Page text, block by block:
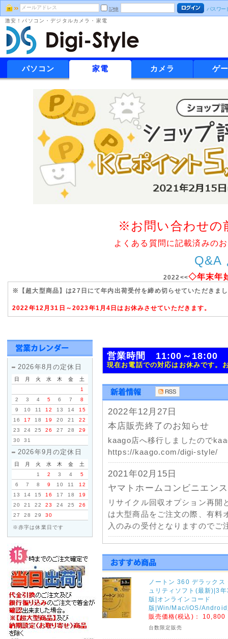
記憶 パスワー
激安！パソコン・デジタルカメラ・家電
パソコン 家電 カメラ ゲ
※お問い合わせの
よくある質問に記載済みの
Q&A
2022<<◇年末年
※【超大型商品】は27日にて年内出荷受付を締め切らせていただきま
2022年12月31日～2023年1月4日はお休みさせていただきます。
2026年8月の定休日
日 月 火 水 木 金
土
1
2
3 4 5 6 7
8
9
10 11 12 13 14
15
16
17 18 19 20 21
22
23
24 25 26 27 28
29
30
31
2026年9月の定休日
日 月 火 水 木 金
土
1
2 3 4
5
6
7 8 9 10 11
12
13
14 15 16 17 18
19
20
21 22 23 24 25
26
27
28 29 30
※赤字は休業日です
営業時間 11:00～18:00
現在お電話での対応はお休みです。
2022年12月27日
本店販売終了のお知らせ
kaago店へ移行しましたので
https://kaago.com/digi-style/
2021年02月15日
ヤマトホームコンビニエン
リサイクル回収オプション再開
は大型商品をご注文の際、有料
入のみの受付となりますのでご
佐川急便一部地域配送停止
天候不良による配送の遅延につ
部地域で発送遅延・停止が発生
くださいませ。
2020年09月04日
ノートン 360 デラックス
ュリティソフト(最新)|3
版|オンラインコード
版|Win/Mac/iOS/Android
販売価格(税込)： 10,800
台数限定販売